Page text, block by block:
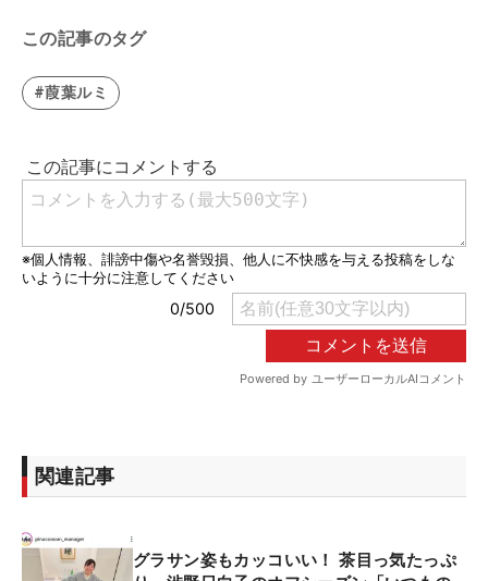
この記事のタグ
#葭葉ルミ
関連記事
グラサン姿もカッコいい！ 茶目っ気たっぷ